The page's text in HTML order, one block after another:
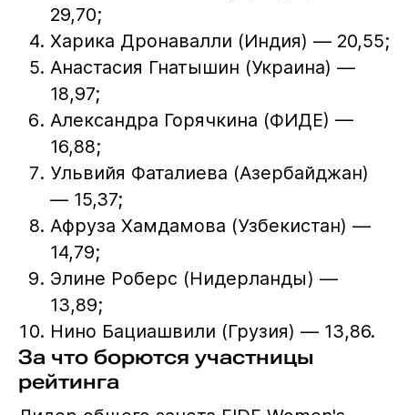
29,70;
Харика Дронавалли (Индия) — 20,55;
Анастасия Гнатышин (Украина) —
18,97;
Александра Горячкина (ФИДЕ) —
16,88;
Ульвийя Фаталиева (Азербайджан)
— 15,37;
Афруза Хамдамова (Узбекистан) —
14,79;
Элине Роберс (Нидерланды) —
13,89;
Нино Бациашвили (Грузия) — 13,86.
За что борются участницы
рейтинга